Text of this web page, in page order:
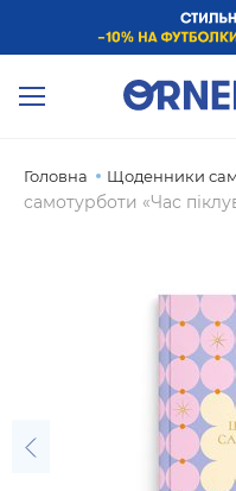
Головна Щоденники
самотурботи «Час